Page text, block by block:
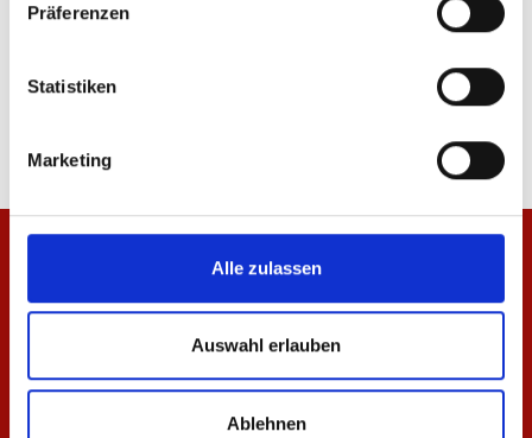
Präferenzen
Statistiken
Marketing
Alle zulassen
Auswahl erlauben
Ablehnen
84,95 €